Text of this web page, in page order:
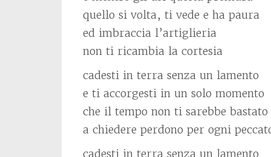
quello si volta, ti vede e ha paura
ed imbraccia l’artiglieria
non ti ricambia la cortesia
cadesti in terra senza un lamento
e ti accorgesti in un solo momento
che il tempo non ti sarebbe bastato
a chiedere perdono per ogni
cadesti in terra senza un lamento